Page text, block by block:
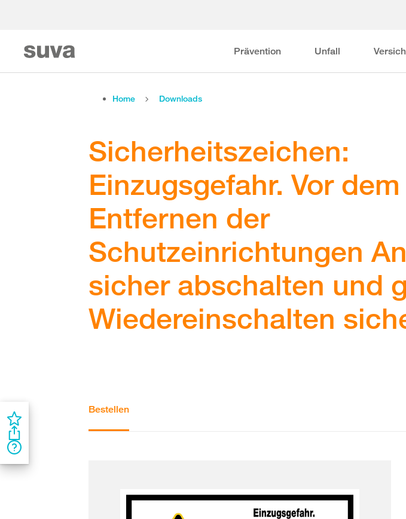
Prävention Unfall
Home Downloads
Sicherheitszeichen:
Einzugsgefahr. Vor dem
Entfernen der
Schutzeinrichtungen
sicher abschalten und
Wiedereinschalten
Bestellen